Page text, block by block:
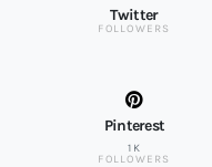
Twitter
FOLLOWERS
Pinterest
1K
FOLLOWERS